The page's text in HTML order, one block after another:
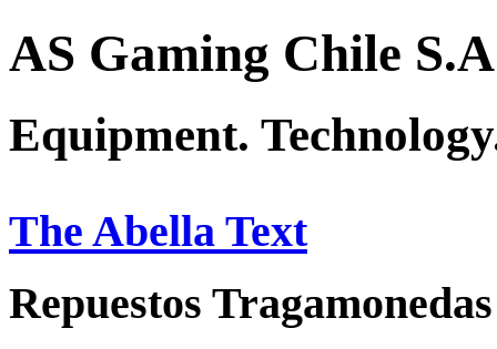
AS Gaming Chile
Equipment.
The Abella Text
Repuestos Tragamonedas